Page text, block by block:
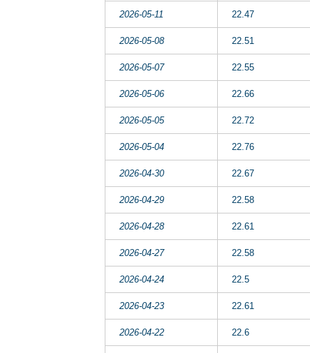
2026-05-11 22.47
2026-05-08 22.51
2026-05-07 22.55
2026-05-06 22.66
2026-05-05 22.72
2026-05-04 22.76
2026-04-30 22.67
2026-04-29 22.58
2026-04-28 22.61
2026-04-27 22.58
2026-04-24 22.5
2026-04-23 22.61
2026-04-22 22.6